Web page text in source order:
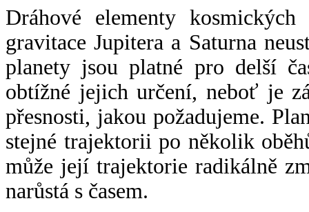
Dráhové elementy
gravitace Jupitera a Saturna
planety jsou platné pro delší
obtížné jejich určení, neboť je
přesnosti, jakou požadujeme.
stejné trajektorii po několik
může její trajektorie radikálně
narůstá s časem.